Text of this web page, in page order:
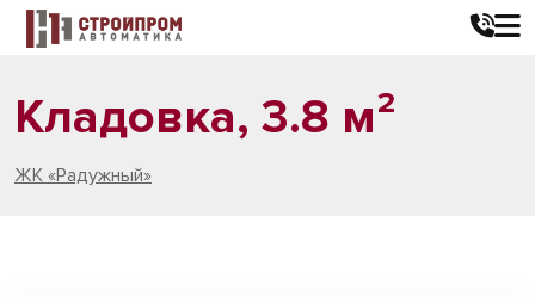
Кладовка, 3.8 м²
ЖК «Радужный»